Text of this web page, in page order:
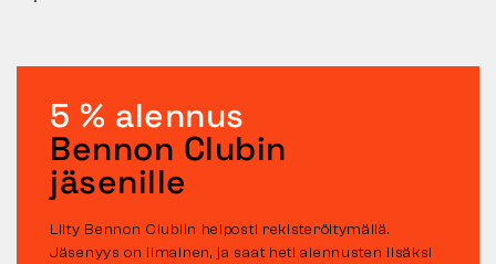
5 % alennus
Bennon Clubin
jäsenille
Liity Bennon Clubiin helposti rekisteröitymällä.
Jäsenyys on ilmainen, ja saat heti alennusten lisäksi